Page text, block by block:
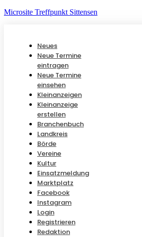
Microsite Treffpunkt Sittensen
Neues
Neue Termine
eintragen
Neue Termine
einsehen
Kleinanzeigen
Kleinanzeige
erstellen
Branchenbuch
Landkreis
Börde
Vereine
Kultur
Einsatzmeldung
Marktplatz
Facebook
Instagram
Login
Registrieren
Redaktion